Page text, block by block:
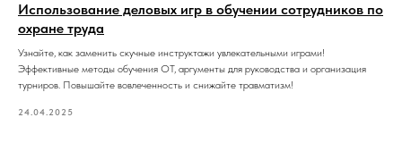
Использование деловых игр в обучении сотрудников по
охране труда
Узнайте, как заменить скучные инструктажи увлекательными играми!
Эффективные методы обучения ОТ, аргументы для руководства и организация
турниров. Повышайте вовлеченность и снижайте травматизм!
24.04.2025